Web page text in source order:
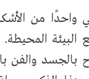
واحدًا من
بالجسد والفن